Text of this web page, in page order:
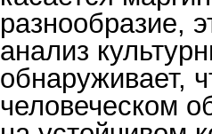
разнообразие,
анализ
обнаруживает,
человеческом